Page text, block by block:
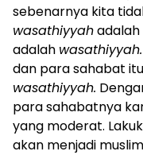
sebenarnya kita
wasathiyyahadalah
adalah wasathiyyah.
dan para sahabat
wasathiyyah.
para sahabatnya
yang moderat.
akan menjadi